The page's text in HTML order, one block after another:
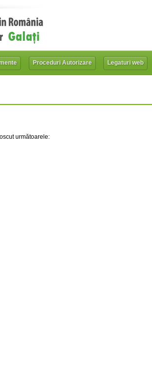
Proceduri Autorizare Legaturi web
următoarele: